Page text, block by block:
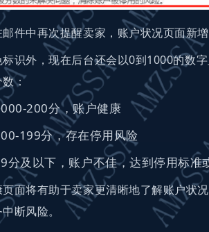
件中再次提醒卖家，账户状况页面新
识外，现在后台还会以0到1000的数
：
200分，账户健康
199分，存在停用风险
分及以下，账户不佳，达到停用标准
页面将有助于卖家更清晰地了解账户状
断风险。